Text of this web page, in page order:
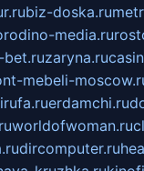
biz-doska.ru
media.ru
bet.ruzaryna.ru
mebeli-
erdamchi.ru
worldofwoman.ru
dircomputer.ru